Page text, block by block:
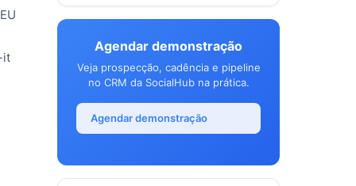
it
Agendar demonstração
Veja prospecção, cadência e pipeline
no CRM da SocialHub na prática.
Agendar demonstração